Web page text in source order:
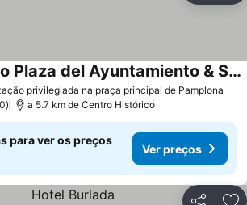
privilegiada na praça principal de Pamplona
Hotel Pompaelo Plaza del Ayuntamiento & Spa
a 5.7 km de Centro Histórico
para ver os preços
Ver preços